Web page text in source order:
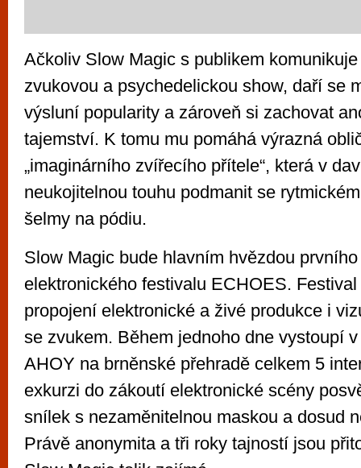
Ačkoliv Slow Magic s publikem
zvukovou a psychedelickou show, daří se
výsluní popularity a zároveň si zachovat
tajemství. K tomu mu pomáhá výrazná
„imaginárního zvířecího přítele“, která v
neukojitelnou touhu podmanit se
šelmy na pódiu.
Slow Magic bude hlavním hvězdou
elektronického festivalu ECHOES.
propojení elektronické a živé produkce i
se zvukem. Během jednoho dne vystoupí
AHOY na brněnské přehradě celkem 5
exkurzi do zákoutí elektronické scény
snílek s nezaměnitelnou maskou a dosud
Právě anonymita a tři roky tajností jsou